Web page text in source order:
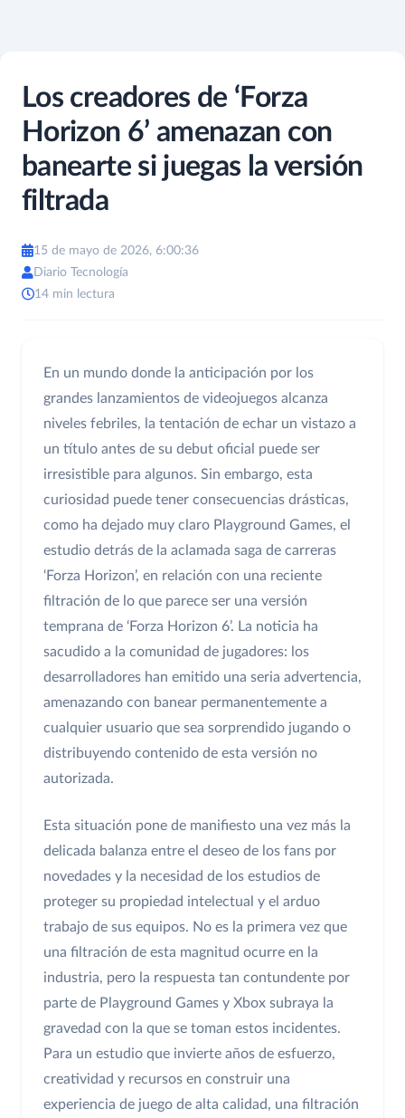
Los creadores de ‘Forza
Horizon 6’ amenazan con
banearte si juegas la versión
filtrada
15 de mayo de 2026, 6:00:36
Diario Tecnología
14 min lectura
En un mundo donde la anticipación por los
grandes lanzamientos de videojuegos alcanza
niveles febriles, la tentación de echar un vistazo a
un título antes de su debut oficial puede ser
irresistible para algunos. Sin embargo, esta
curiosidad puede tener consecuencias drásticas,
como ha dejado muy claro Playground Games, el
estudio detrás de la aclamada saga de carreras
‘Forza Horizon’, en relación con una reciente
filtración de lo que parece ser una versión
temprana de ‘Forza Horizon 6’. La noticia ha
sacudido a la comunidad de jugadores: los
desarrolladores han emitido una seria advertencia,
amenazando con banear permanentemente a
cualquier usuario que sea sorprendido jugando o
distribuyendo contenido de esta versión no
autorizada.
Esta situación pone de manifiesto una vez más la
delicada balanza entre el deseo de los fans por
novedades y la necesidad de los estudios de
proteger su propiedad intelectual y el arduo
trabajo de sus equipos. No es la primera vez que
una filtración de esta magnitud ocurre en la
industria, pero la respuesta tan contundente por
parte de Playground Games y Xbox subraya la
gravedad con la que se toman estos incidentes.
Para un estudio que invierte años de esfuerzo,
creatividad y recursos en construir una
experiencia de juego de alta calidad, una filtración